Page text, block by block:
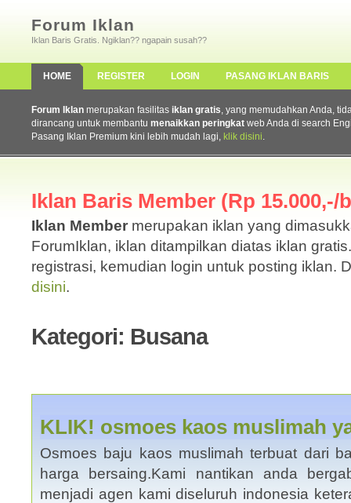
Forum Iklan
Iklan Baris Gratis. Ngiklan?? ngapain susah??
HOME REGISTER LOGIN PASANG IKLAN BARIS
Forum Iklan merupakan fasilitas iklan gratis, yang memudahkan Anda,
dirancang untuk membantu menaikkan peringkat web Anda di search
Pasang Iklan Premium kini lebih mudah lagi, klik disini.
Iklan Baris Member (Rp 15.000,-/
Iklan Member merupakan iklan yang
ForumIklan, iklan ditampilkan diatas iklan
registrasi, kemudian login untuk posting iklan.
disini.
Kategori: Busana
KLIK! osmoes kaos muslimah
Osmoes baju kaos muslimah terbuat dari
harga bersaing.Kami nantikan anda
menjadi agen kami diseluruh indonesia